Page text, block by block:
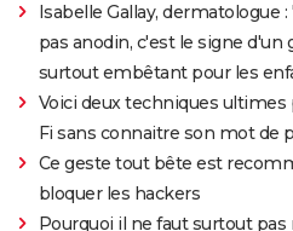
Isabelle Gallay, dermatologue
pas anodin, c'est le signe
surtout embêtant pour les
Voici deux techniques
Fi sans connaitre son mot de
Ce geste tout bête est
bloquer les hackers
Pourquoi il ne faut surtout